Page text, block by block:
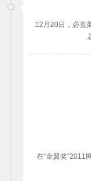
12月20日，必克
在“金翼奖”2011